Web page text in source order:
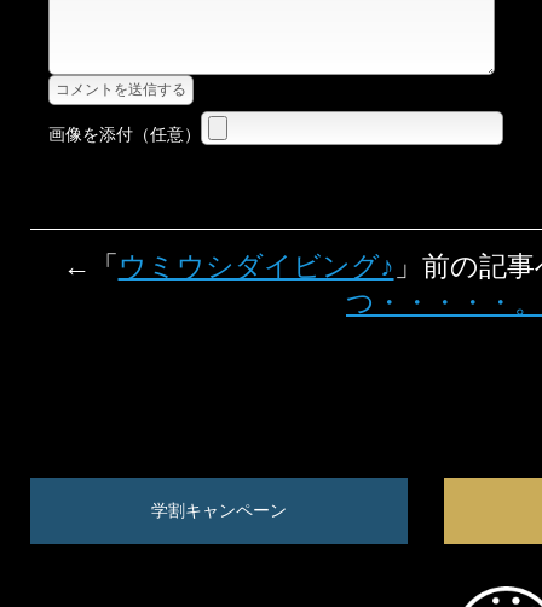
画像を添付（任意）
←「 ウミウシダイビング♪ 」前の記
つ・・・・・。
学割キャンペーン